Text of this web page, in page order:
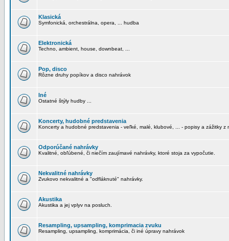
Klasická
Symfonická, orchestrálna, opera, ... hudba
Elektronická
Techno, ambient, house, downbeat, ...
Pop, disco
Rôzne druhy popíkov a disco nahrávok
Iné
Ostatné štýly hudby ...
Koncerty, hudobné predstavenia
Koncerty a hudobné predstavenia - veľké, malé, klubové, ... - popisy a zážitky z
Odporúčané nahrávky
Kvalitné, obľúbené, či niečím zaujímavé nahrávky, ktoré stoja za vypočutie.
Nekvalitné nahrávky
Zvukovo nekvalitné a "odfláknuté" nahrávky.
Akustika
Akustika a jej vplyv na posluch.
Resampling, upsampling, komprimacia zvuku
Resampling, upsampling, komprimácia, či iné úpravy nahrávok